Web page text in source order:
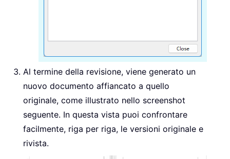
Al termine della revisione, viene generato un
nuovo documento affiancato a quello
originale, come illustrato nello screenshot
seguente. In questa vista puoi confrontare
facilmente, riga per riga, le versioni originale e
rivista.